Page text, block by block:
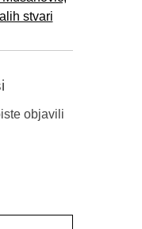
stvari
objavili